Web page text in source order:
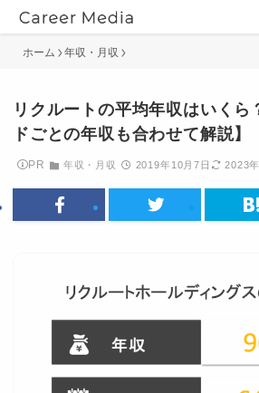
ホーム 年収・月収
リクルートの平均年収はいくら
ドごとの年収も合わせて解説】
PR 年収・月収 2019年10月7日 2023